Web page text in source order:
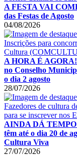
A FESTA VAI
das Festas de Agosto
04/08/2026
A HORA É
no Conselho
o dia 2 agosto
28/07/2026
AINDA DÁ
têm até o dia 20 de
Cultura Viva
27/07/2026